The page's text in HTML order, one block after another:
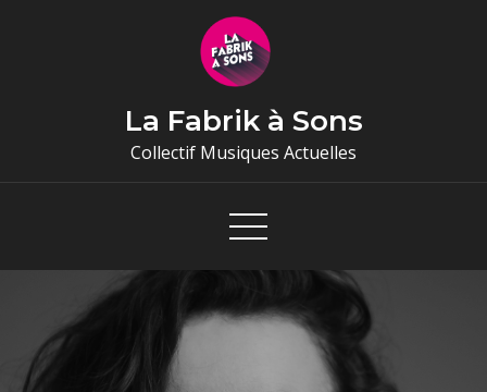
La Fabrik à Sons
Collectif Musiques Actuelles